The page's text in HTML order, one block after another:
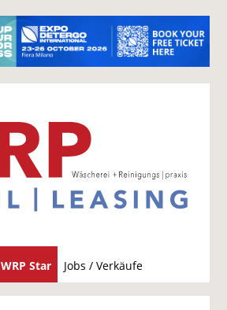
WRP Star Jobs / Verkäufe
u
c